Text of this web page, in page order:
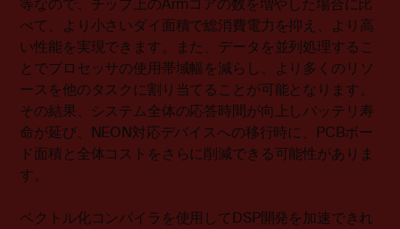
等なので、チップ上のArmコアの数を増やした場合に比
べて、より小さいダイ面積で総消費電力を抑え、より高
い性能を実現できます。また、データを並列処理するこ
とでプロセッサの使用帯域幅を減らし、より多くのリソ
ースを他のタスクに割り当てることが可能となります。
その結果、システム全体の応答時間が向上しバッテリ寿
命が延び、NEON対応デバイスへの移行時に、PCBボー
ド面積と全体コストをさらに削減できる可能性がありま
す。
ベクトル化コンパイラを使用してDSP開発を加速できれ